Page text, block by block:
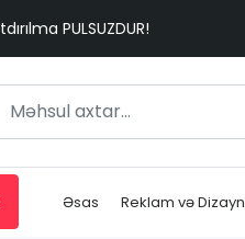
PULSUZDUR!
Əsas Reklam və Dizayn